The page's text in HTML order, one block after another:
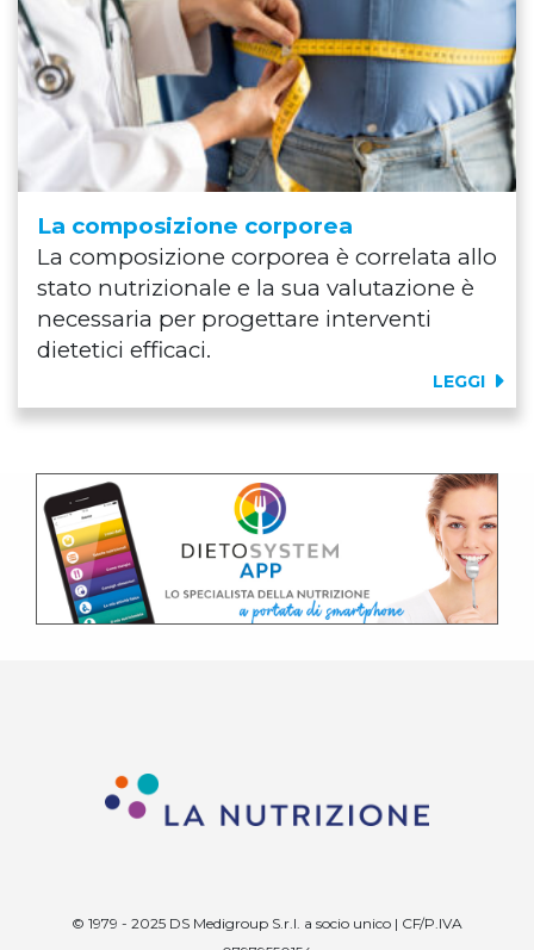
La composizione corporea
La composizione corporea è correlata allo
stato nutrizionale e la sua valutazione è
necessaria per progettare interventi
dietetici efficaci.
LEGGI
© 1979 - 2025 DS Medigroup S.r.l. a socio unico | CF/P.IVA